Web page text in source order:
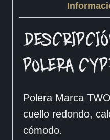
POLERA
Polera Marca
cuello redondo,
cómodo.